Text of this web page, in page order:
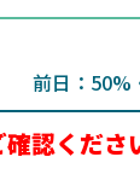
前日：50%
認くださ